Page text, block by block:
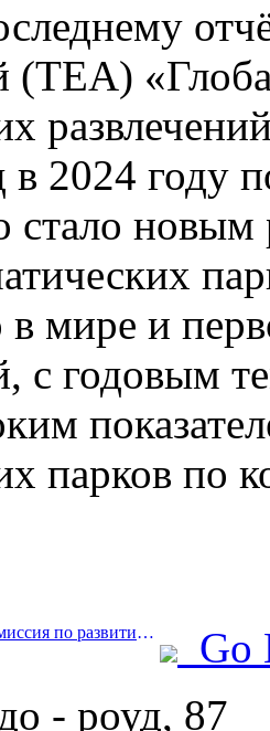
(TEA)
в 2024 году
стало
в мире и
с годовым
парков по
Prev:Национальная комиссия по развитию и реформам опубликовала первую партию из 49 высококачественных мест для занятий спортом на открытом воздухе.
Go
- роуд, 87